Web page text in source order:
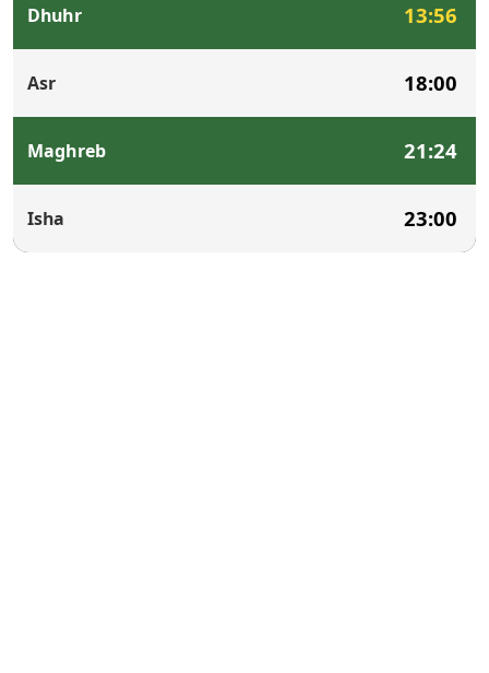
Dhuhr 13:56
Asr 18:00
Maghreb 21:24
Isha 23:00